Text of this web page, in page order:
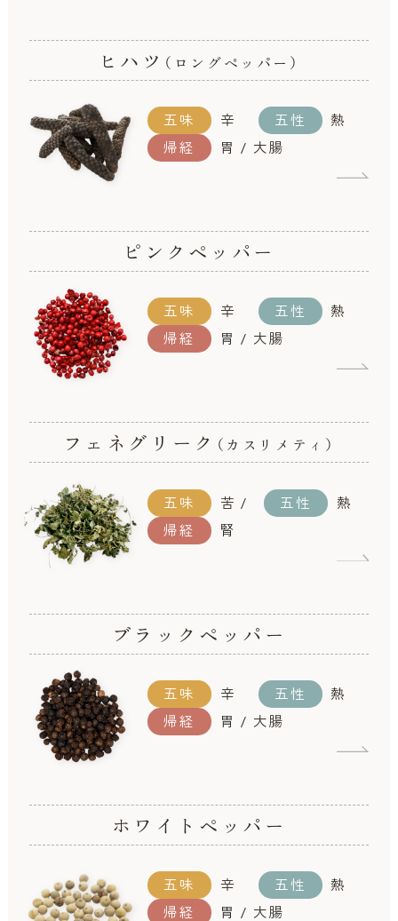
ヒハツ （ロングペッパー）
五味 辛 五性
熱
帰経
胃 / 大腸
ピンクペッパー
五味 辛 五性
熱
帰経
胃 / 大腸
フェネグリーク （カスリメティ）
五味 苦 / 五性
熱
帰経
腎
ブラックペッパー
五味 辛 五性
熱
帰経
胃 / 大腸
ホワイトペッパー
五味 辛 五性
熱
帰経
胃 / 大腸